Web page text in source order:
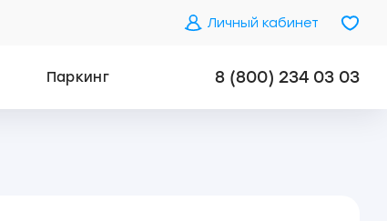
Личный кабинет
Паркинг 8 (800) 234 03 03